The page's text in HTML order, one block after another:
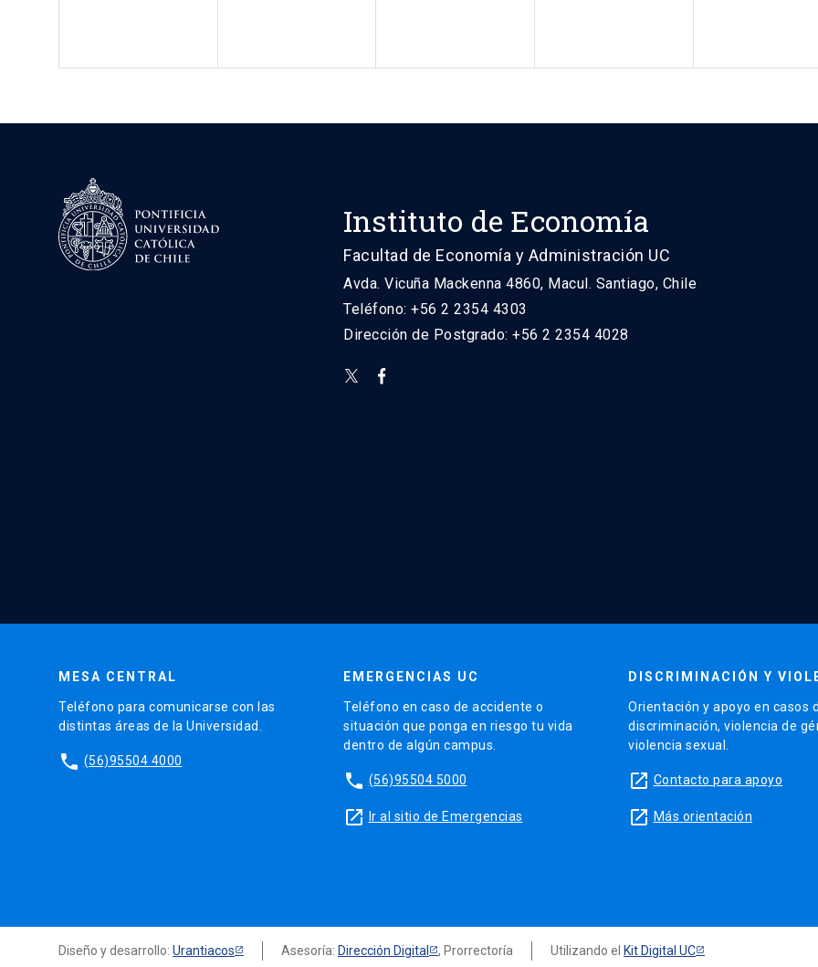
Instituto de Economía
Facultad de Economía y Administración UC
Avda. Vicuña Mackenna 4860, Macul. Santiago, Chile
Teléfono: +56 2 2354 4303
Dirección de Postgrado: +56 2 2354 4028
MESA CENTRAL
Teléfono para comunicarse con las
distintas áreas de la Universidad.
phone (56)95504 4000
EMERGENCIAS UC
Teléfono en caso de accidente o
situación que ponga en riesgo tu vida
dentro de algún campus.
phone (56)95504 5000
launch Ir al sitio de Emergencias
DISCRIMINACIÓN Y
Orientación y apoyo en casos
discriminación, violencia de
violencia sexual.
launch Contacto para apoyo
launch Más orientación
Diseño y desarrollo: Urantiacos Asesoría: Dirección Digital , Prorrectoría Utilizando el Kit Digital UC